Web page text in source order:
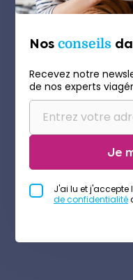
Nos conseils
Recevez notre
de nos experts
Je
J'ai lu et j'accepte
de confidentialité